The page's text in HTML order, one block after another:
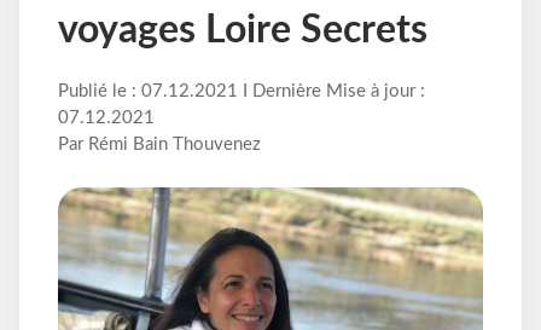
voyages Loire Secrets
Publié le : 07.12.2021 I Dernière Mise à jour :
07.12.2021
Par Rémi Bain Thouvenez